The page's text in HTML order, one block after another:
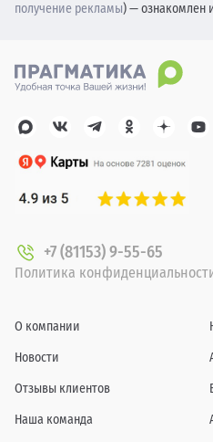
получение рекламы) — ознакомлен
+7 (81153) 9-55-65
Политика
О компании
Новости
Отзывы клиентов
Наша команда